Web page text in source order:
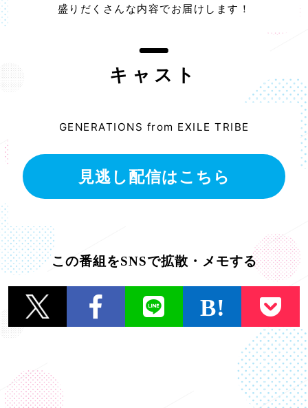
盛りだくさんな内容でお届けします！
キャスト
GENERATIONS from EXILE TRIBE
見逃し配信はこちら
この番組をSNSで拡散・メモする